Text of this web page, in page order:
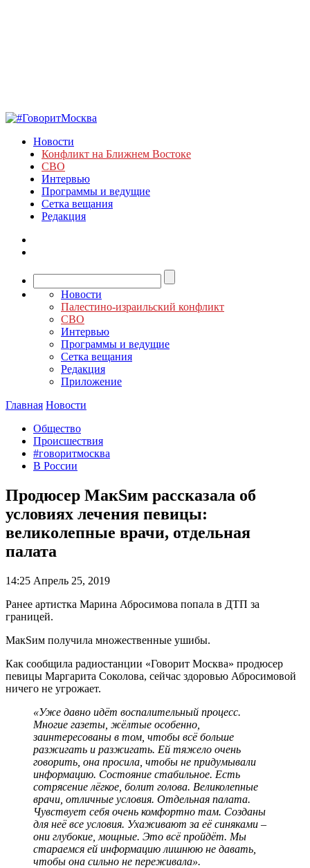
Новости
Конфликт на Ближнем Востоке
СВО
Интервью
Программы и ведущие
Сетка вещания
Редакция
Новости
Палестино-израильский конфликт
СВО
Интервью
Программы и ведущие
Сетка вещания
Редакция
Приложение
Главная Новости
Общество
Происшествия
#говоритмосква
В России
Продюсер МакSим рассказала об
условиях лечения певицы:
великолепные врачи, отдельная
палата
14:25 Апрель 25, 2019
Ранее артистка Марина Абросимова попала в ДТП за
границей.
МакSим получила множественные ушибы.
Как сообщила радиостанции «Говорит Москва» продюсер
певицы Маргарита Соколова, сейчас здоровью Абросимовой
ничего не угрожает.
«Уже давно идёт воспалительный процесс.
Многие газеты, жёлтые особенно,
заинтересованы в том, чтобы всё больше
разжигать и разжигать. Ей тяжело очень
говорить, она просила, чтобы не придумывали
информацию. Состояние стабильное. Есть
сотрясение лёгкое, болит голова. Великолепные
врачи, отличные условия. Отдельная палата.
Чувствует себя очень комфортно там. Созданы
для неё все условия. Ухаживают за её синяками –
они глубокие, мощные. Это всё пройдёт. Мы
стараемся ей информацию лишнюю не давать,
чтобы она сильно не переживала».